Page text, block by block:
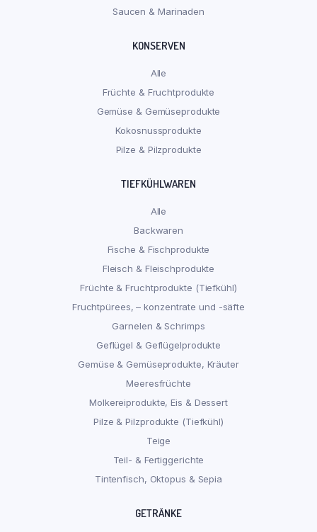
Saucen & Marinaden
KONSERVEN
Alle
Früchte & Fruchtprodukte
Gemüse & Gemüseprodukte
Kokosnussprodukte
Pilze & Pilzprodukte
TIEFKÜHLWAREN
Alle
Backwaren
Fische & Fischprodukte
Fleisch & Fleischprodukte
Früchte & Fruchtprodukte (Tiefkühl)
Fruchtpürees, – konzentrate und -säfte
Garnelen & Schrimps
Geflügel & Geflügelprodukte
Gemüse & Gemüseprodukte, Kräuter
Meeresfrüchte
Molkereiprodukte, Eis & Dessert
Pilze & Pilzprodukte (Tiefkühl)
Teige
Teil- & Fertiggerichte
Tintenfisch, Oktopus & Sepia
GETRÄNKE